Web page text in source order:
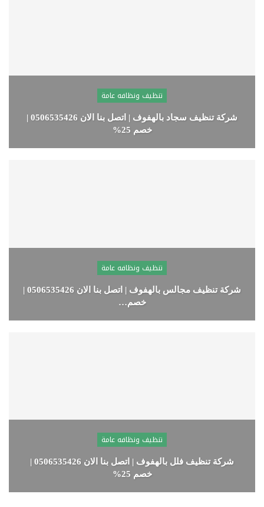
تنظيف ونظافه عامة
شركة تنظيف سجاد بالهفوف | اتصل بنا الان 0506535426 |
خصم 25%
تنظيف ونظافه عامة
شركة تنظيف مجالس بالهفوف | اتصل بنا الان 0506535426 |
خصم…
تنظيف ونظافه عامة
شركة تنظيف فلل بالهفوف | اتصل بنا الان 0506535426 |
خصم 25%